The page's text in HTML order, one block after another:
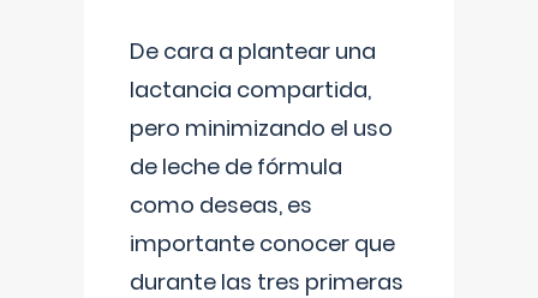
De cara a plantear una
lactancia compartida,
pero minimizando el uso
de leche de fórmula
como deseas, es
importante conocer que
durante las tres primeras